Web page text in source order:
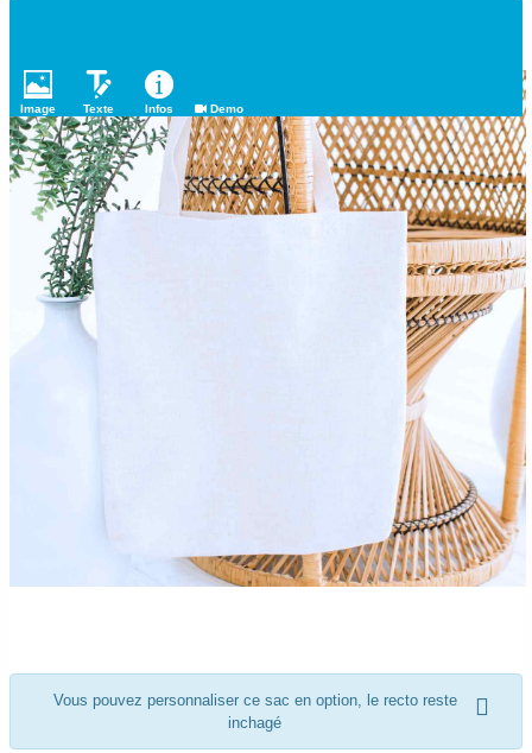
Image Texte Infos Demo
Vous pouvez personnaliser ce sac en option, le recto reste
inchagé